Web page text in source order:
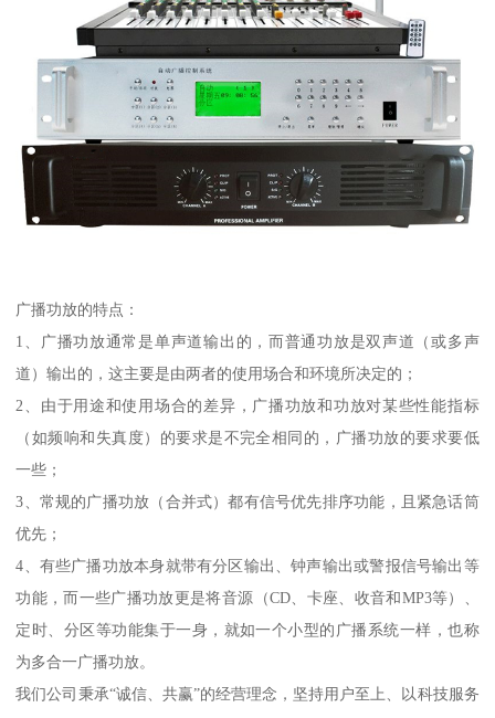
广播功放的特点：
1、广播功放通常是单声道输出的，而普通功放是双声道（或多声
道）输出的，这主要是由两者的使用场合和环境所决定的；
2、由于用途和使用场合的差异，广播功放和功放对某些性能指标
（如频响和失真度）的要求是不完全相同的，广播功放的要求要低
一些；
3、常规的广播功放（合并式）都有信号优先排序功能，且紧急话筒
优先；
4、有些广播功放本身就带有分区输出、钟声输出或警报信号输出等
功能，而一些广播功放更是将音源（CD、卡座、收音和MP3等）、
定时、分区等功能集于一身，就如一个小型的广播系统一样，也称
为多合一广播功放。
我们公司秉承“诚信、共赢”的经营理念，坚持用户至上、以科技服务